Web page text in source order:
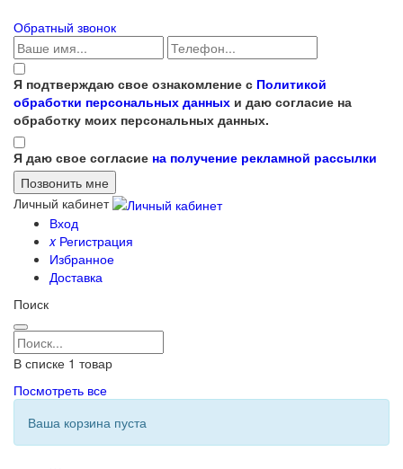
Обратный звонок
Я подтверждаю свое ознакомление с Политикой
обработки персональных данных и даю согласие на
обработку моих персональных данных.
Я даю свое согласие на получение рекламной рассылки
Личный кабинет
Вход
xРегистрация
Избранное
Доставка
Поиск
В списке 1 товар
Посмотреть все
Ваша корзина пуста